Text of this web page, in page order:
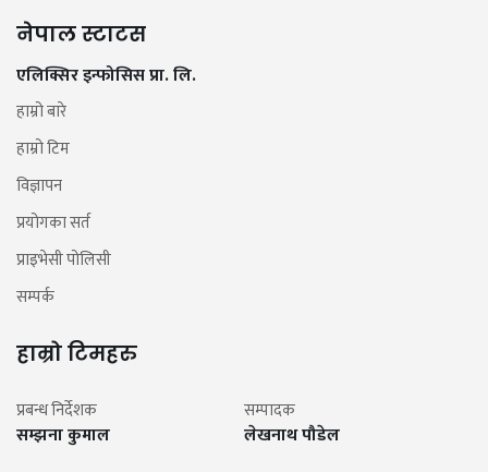
नेपाल स्टाटस
एलिक्सिर इन्फोसिस प्रा. लि.
हाम्रो बारे
हाम्रो टिम
विज्ञापन
प्रयोगका सर्त
प्राइभेसी पोलिसी
सम्पर्क
हाम्रो टिमहरु
प्रबन्ध निर्देशक
सम्झना कुमाल
सम्पादक
लेखनाथ पौडेल